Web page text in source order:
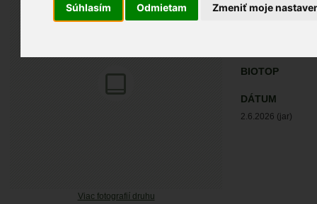
Súhlasím Odmietam Zmeniť moje
Viac fotografií druhu
BIOTOP
DÁTUM
2.6.2026 (jar)